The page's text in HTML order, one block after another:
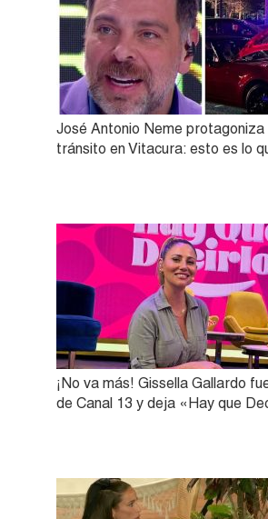
José Antonio Neme protagoniza
tránsito en Vitacura: esto es lo
¡No va más! Gissella Gallardo
de Canal 13 y deja «Hay que